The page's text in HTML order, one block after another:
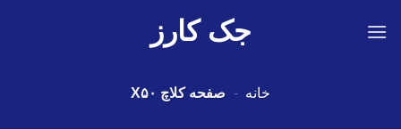
جک کارز
خانه - صفحه کلاچ X۵۰